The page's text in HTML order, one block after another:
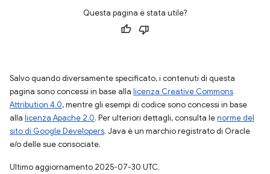
Questa pagina è stata utile?
Salvo quando diversamente specificato, i contenuti di questa
pagina sono concessi in base alla licenza Creative Commons
Attribution 4.0, mentre gli esempi di codice sono concessi in base
alla licenza Apache 2.0. Per ulteriori dettagli, consulta lenorme del
sito di Google Developers. Java è un marchio registrato di Oracle
e/o delle sue consociate.
Ultimo aggiornamento 2025-07-30 UTC.